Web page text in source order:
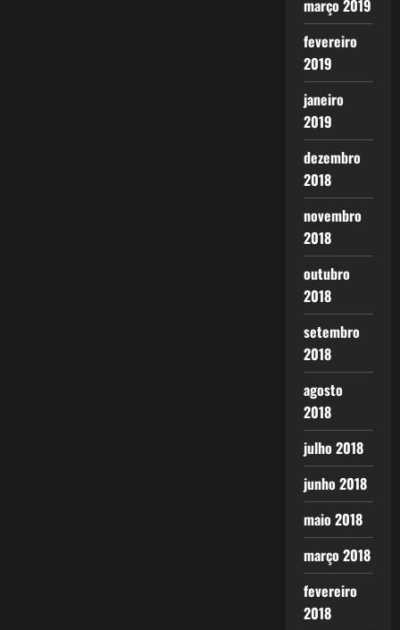
março 2019
fevereiro
2019
janeiro
2019
dezembro
2018
novembro
2018
outubro
2018
setembro
2018
agosto
2018
julho 2018
junho 2018
maio 2018
março 2018
fevereiro
2018